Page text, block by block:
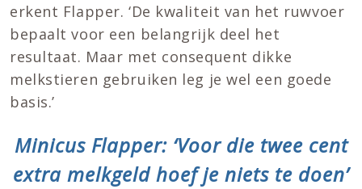
erkent Flapper. ‘De kwaliteit van het ruwvoer
bepaalt voor een belangrijk deel het
resultaat. Maar met consequent dikke
melkstieren gebruiken leg je wel een goede
basis.’
Minicus Flapper: ‘Voor die twee cent
extra melkgeld hoef je niets te doen’